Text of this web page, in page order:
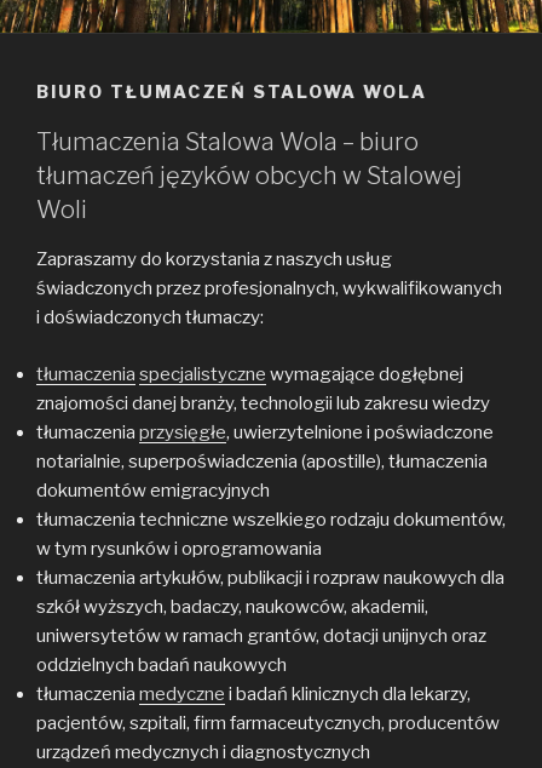
BIURO TŁUMACZEŃ STALOWA WOLA
Tłumaczenia Stalowa Wola – biuro
tłumaczeń języków obcych w Stalowej
Woli
Zapraszamy do korzystania z naszych usług
świadczonych przez profesjonalnych, wykwalifikowanych
i doświadczonych tłumaczy:
tłumaczenia specjalistyczne wymagające dogłębnej
znajomości danej branży, technologii lub zakresu wiedzy
tłumaczenia przysięgłe, uwierzytelnione i poświadczone
notarialnie, superpoświadczenia (apostille), tłumaczenia
dokumentów emigracyjnych
tłumaczenia techniczne wszelkiego rodzaju dokumentów,
w tym rysunków i oprogramowania
tłumaczenia artykułów, publikacji i rozpraw naukowych dla
szkół wyższych, badaczy, naukowców, akademii,
uniwersytetów w ramach grantów, dotacji unijnych oraz
oddzielnych badań naukowych
tłumaczenia medyczne i badań klinicznych dla lekarzy,
pacjentów, szpitali, firm farmaceutycznych, producentów
urządzeń medycznych i diagnostycznych